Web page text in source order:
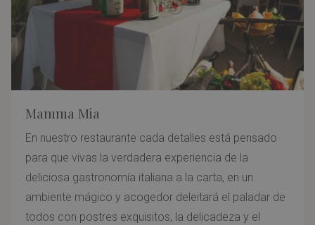
Mamma Mia
En nuestro restaurante cada detalles está pensado
para que vivas la verdadera experiencia de la
deliciosa gastronomía italiana a la carta, en un
ambiente mágico y acogedor deleitará el paladar de
todos con postres exquisitos, la delicadeza y el